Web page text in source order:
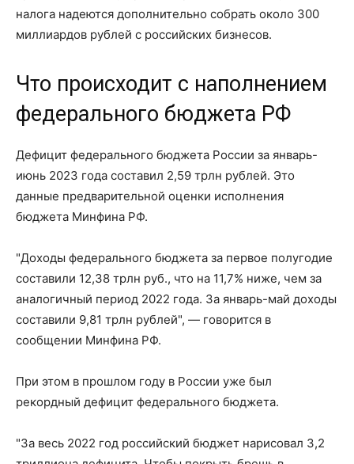
налога надеются дополнительно собрать около 300
миллиардов рублей с российских бизнесов.
Что происходит с наполнением
федерального бюджета РФ
Дефицит федерального бюджета России за январь-
июнь 2023 года составил 2,59 трлн рублей. Это
данные предварительной оценки исполнения
бюджета Минфина РФ.
"Доходы федерального бюджета за первое полугодие
составили 12,38 трлн руб., что на 11,7% ниже, чем за
аналогичный период 2022 года. За январь-май доходы
составили 9,81 трлн рублей", — говорится в
сообщении Минфина РФ.
При этом в прошлом году в России уже был
рекордный дефицит федерального бюджета.
"За весь 2022 год российский бюджет нарисовал 3,2